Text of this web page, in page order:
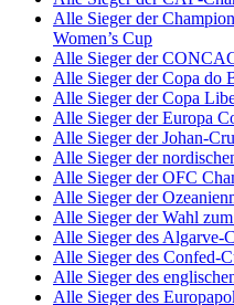
Alle Sieger der
Women’s Cup
Alle Sieger der
Alle Sieger der Copa do
Alle Sieger der Copa
Alle Sieger der Europa
Alle Sieger der Johan-
Alle Sieger der
Alle Sieger der OFC
Alle Sieger der
Alle Sieger der Wahl
Alle Sieger des Algarve-
Alle Sieger des Confed-
Alle Sieger des
Alle Sieger des